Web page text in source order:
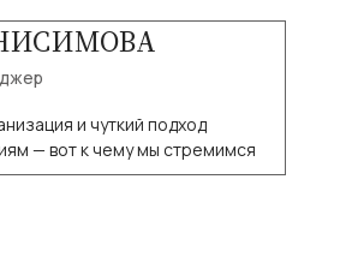
и чуткий подход
— вот к чему мы стремимся